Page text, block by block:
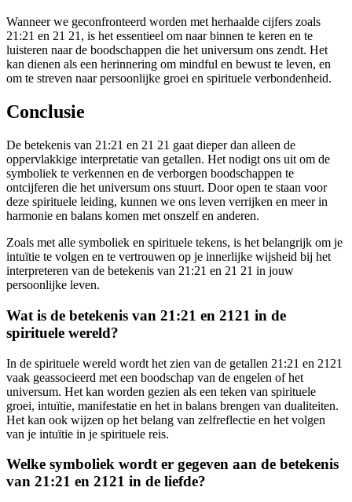
Wanneer we geconfronteerd worden met herhaalde cijfers zoals
21:21 en 21 21, is het essentieel om naar binnen te keren en te
luisteren naar de boodschappen die het universum ons zendt. Het
kan dienen als een herinnering om mindful en bewust te leven, en
om te streven naar persoonlijke groei en spirituele verbondenheid.
Conclusie
De betekenis van 21:21 en 21 21 gaat dieper dan alleen de
oppervlakkige interpretatie van getallen. Het nodigt ons uit om de
symboliek te verkennen en de verborgen boodschappen te
ontcijferen die het universum ons stuurt. Door open te staan voor
deze spirituele leiding, kunnen we ons leven verrijken en meer in
harmonie en balans komen met onszelf en anderen.
Zoals met alle symboliek en spirituele tekens, is het belangrijk om je
intuïtie te volgen en te vertrouwen op je innerlijke wijsheid bij het
interpreteren van de betekenis van 21:21 en 21 21 in jouw
persoonlijke leven.
Wat is de betekenis van 21:21 en 2121 in de
spirituele wereld?
In de spirituele wereld wordt het zien van de getallen 21:21 en 2121
vaak geassocieerd met een boodschap van de engelen of het
universum. Het kan worden gezien als een teken van spirituele
groei, intuïtie, manifestatie en het in balans brengen van dualiteiten.
Het kan ook wijzen op het belang van zelfreflectie en het volgen
van je intuïtie in je spirituele reis.
Welke symboliek wordt er gegeven aan de betekenis
van 21:21 en 2121 in de liefde?